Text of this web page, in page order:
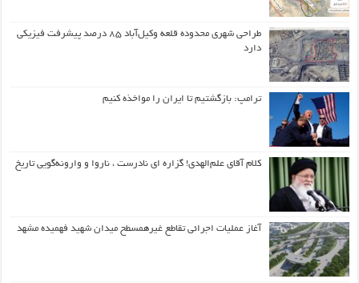
طراحی شهری محدوده قلعه وکیل‌آباد ۸۵ درصد پیشرفت فیزیکی
دارد
ترامپ: بازگشتیم تا ایران را مواخذه کنیم
کلام آقای علم‌الهدی! گزاره ای نادرست ، ناروا و وارونه‌گویی تاریخ
آغاز عملیات اجرائی تقاطع غیرهمسطح میدان شهید فهمیده مشهد